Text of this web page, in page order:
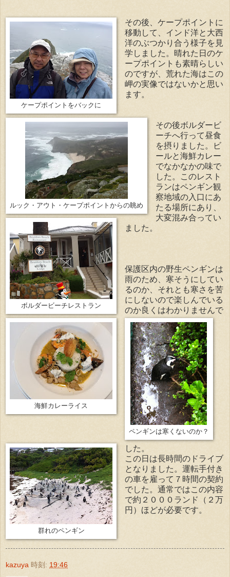
ケープポイントをバックに
ルック・アウト・ケープポイントからの眺め
その後、ケープポイントに
移動して、インド洋と大西
洋のぶつかり合う様子を見
学しました。晴れた日のケ
ープポイントも素晴らしい
のですが、荒れた海はこの
岬の実像ではないかと思い
ます。
ボルダービーチレストラン
海鮮カレーライス
その後ボルダービ
ーチへ行って昼食
を摂りました。ビ
ールと海鮮カレー
でなかなかの味で
した。このレスト
ランはペンギン観
察地域の入口にあ
たる場所にあり、
大変混み合ってい
ました。
ペンギンは寒くないのか？
群れのペンギン
保護区内の野生ペンギンは
雨のため、寒そうにしてい
るのか、それとも寒さを苦
にしないので楽しんでいる
のか良くはわかりませんで
した。
この日は長時間のドライブ
となりました。運転手付き
の車を雇って７時間の契約
でした。通常ではこの内容
で約２０００ランド（２万
円）ほどが必要です。
kazuya 時刻: 19:46